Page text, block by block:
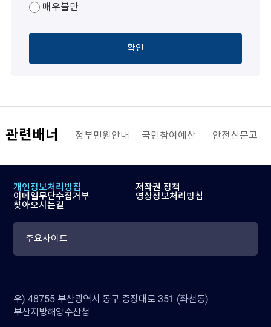
매우불만
확인
관련배너
해양수산부 정부민원안내 국민참여예산 안전신문고
개인정보처리방침
저작권 정책
이메일무단수집거부
영상정보처리방침
찾아오시는길
주요사이트
우) 48755 부산광역시 동구 충장대로 351 (좌천동)
부산지방해양수산청